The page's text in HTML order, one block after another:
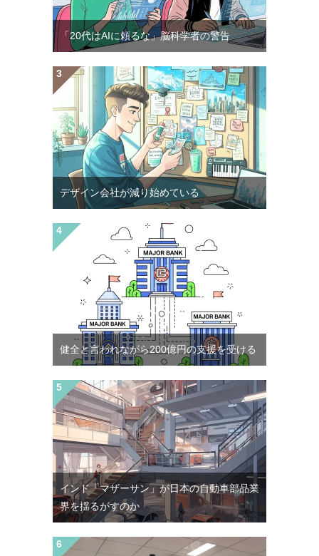
「20代はAIに頼るな」脳科学者の警告
デザイン会社が減り始めている
健全と言われながら200億円の支援を受ける
インド「マザーサン」が日本の自動車部品業
界を揺るがすのか